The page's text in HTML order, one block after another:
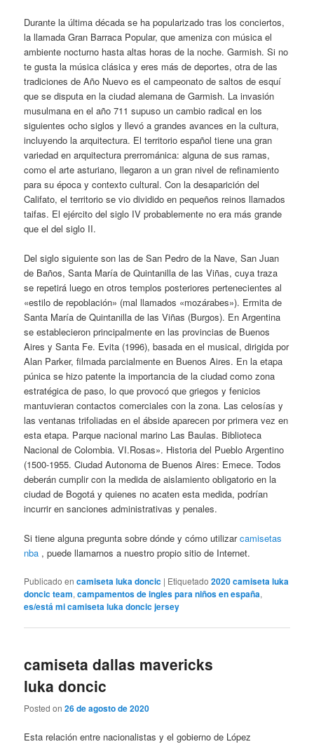
Durante la última década se ha popularizado tras los conciertos,
la llamada Gran Barraca Popular, que ameniza con música el
ambiente nocturno hasta altas horas de la noche. Garmish. Si no
te gusta la música clásica y eres más de deportes, otra de las
tradiciones de Año Nuevo es el campeonato de saltos de esquí
que se disputa en la ciudad alemana de Garmish. La invasión
musulmana en el año 711 supuso un cambio radical en los
siguientes ocho siglos y llevó a grandes avances en la cultura,
incluyendo la arquitectura. El territorio español tiene una gran
variedad en arquitectura prerrománica: alguna de sus ramas,
como el arte asturiano, llegaron a un gran nivel de refinamiento
para su época y contexto cultural. Con la desaparición del
Califato, el territorio se vio dividido en pequeños reinos llamados
taifas. El ejército del siglo IV probablemente no era más grande
que el del siglo II.
Del siglo siguiente son las de San Pedro de la Nave, San Juan
de Baños, Santa María de Quintanilla de las Viñas, cuya traza
se repetirá luego en otros templos posteriores pertenecientes al
«estilo de repoblación» (mal llamados «mozárabes»). Ermita de
Santa María de Quintanilla de las Viñas (Burgos). En Argentina
se establecieron principalmente en las provincias de Buenos
Aires y Santa Fe. Evita (1996), basada en el musical, dirigida por
Alan Parker, filmada parcialmente en Buenos Aires. En la etapa
púnica se hizo patente la importancia de la ciudad como zona
estratégica de paso, lo que provocó que griegos y fenicios
mantuvieran contactos comerciales con la zona. Las celosías y
las ventanas trifoliadas en el ábside aparecen por primera vez en
esta etapa. Parque nacional marino Las Baulas. Biblioteca
Nacional de Colombia. VI.Rosas». Historia del Pueblo Argentino
(1500-1955. Ciudad Autonoma de Buenos Aires: Emece. Todos
deberán cumplir con la medida de aislamiento obligatorio en la
ciudad de Bogotá y quienes no acaten esta medida, podrían
incurrir en sanciones administrativas y penales.
Si tiene alguna pregunta sobre dónde y cómo utilizarcamisetas
nba , puede llamarnos a nuestro propio sitio de Internet.
Publicado en camiseta luka doncic | Etiquetado 2020 camiseta luka
doncic team,campamentos de ingles para niños en españa,
es/está mi camiseta luka doncic jersey
camiseta dallas mavericks
luka doncic
Posted on26 de agosto de 2020
Esta relación entre nacionalistas y el gobierno de López